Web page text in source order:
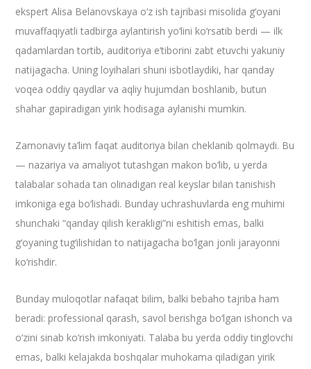
ekspert Alisa Belanovskaya o‘z ish tajribasi misolida g‘oyani
muvaffaqiyatli tadbirga aylantirish yo‘lini ko‘rsatib berdi — ilk
qadamlardan tortib, auditoriya e’tiborini zabt etuvchi yakuniy
natijagacha. Uning loyihalari shuni isbotlaydiki, har qanday
voqea oddiy qaydlar va aqliy hujumdan boshlanib, butun
shahar gapiradigan yirik hodisaga aylanishi mumkin.
​Zamonaviy ta’lim faqat auditoriya bilan cheklanib qolmaydi. Bu
— nazariya va amaliyot tutashgan makon bo‘lib, u yerda
talabalar sohada tan olinadigan real keyslar bilan tanishish
imkoniga ega bo‘lishadi. Bunday uchrashuvlarda eng muhimi
shunchaki “qanday qilish kerakligi”ni eshitish emas, balki
g‘oyaning tug‘ilishidan to natijagacha bo‘lgan jonli jarayonni
ko‘rishdir.
​Bunday muloqotlar nafaqat bilim, balki bebaho tajriba ham
beradi: professional qarash, savol berishga bo‘lgan ishonch va
o‘zini sinab ko‘rish imkoniyati. Talaba bu yerda oddiy tinglovchi
emas, balki kelajakda boshqalar muhokama qiladigan yirik